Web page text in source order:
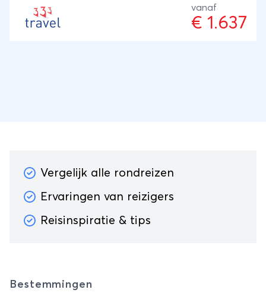
vanaf
€ 1.637
Vergelijk alle rondreizen
Ervaringen van reizigers
Reisinspiratie & tips
Bestemmingen